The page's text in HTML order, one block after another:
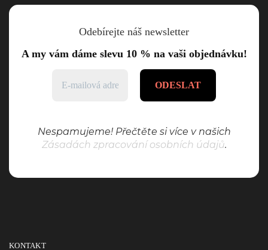
Odebírejte náš newsletter
A my vám dáme slevu 10 % na vaši objednávku!
Nespamujeme! Přečtěte si více v našich
Zásadách zpracování osobních údajů.
KONTAKT